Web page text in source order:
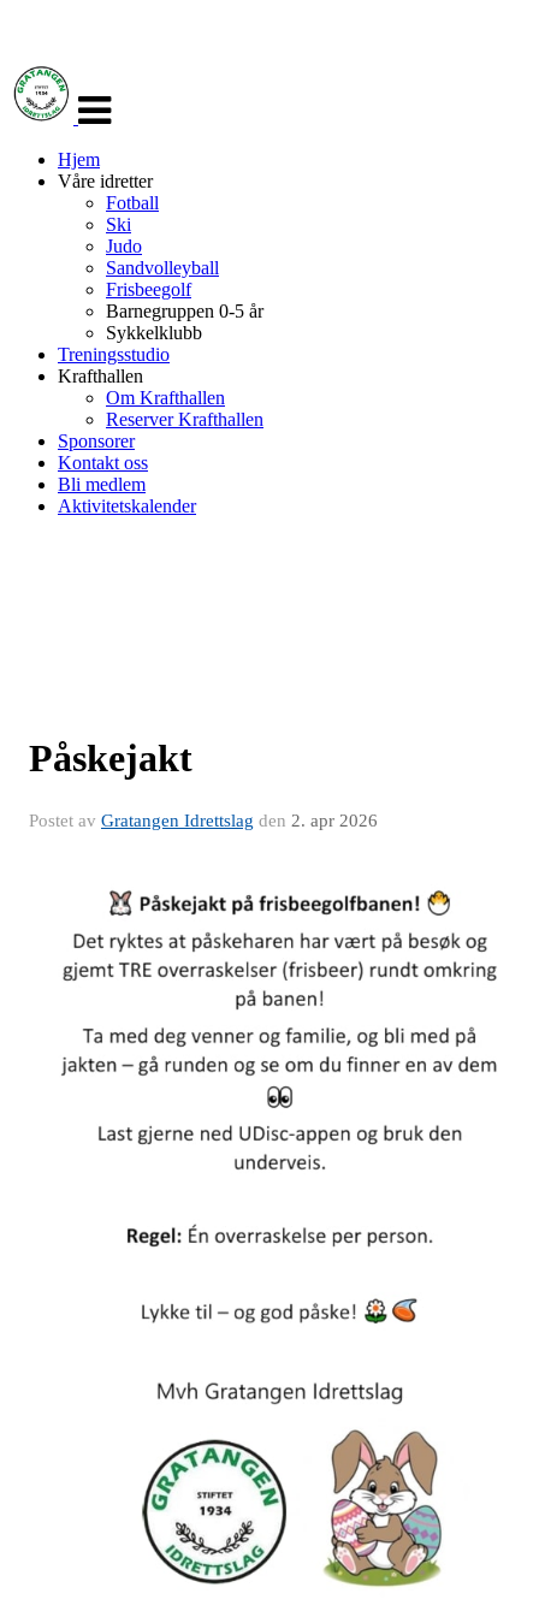
navigasjon
Hjem
Våre idretter
Fotball
Ski
Judo
Sandvolleyball
Frisbeegolf
Barnegruppen 0-5 år
Sykkelklubb
Treningsstudio
Krafthallen
Om Krafthallen
Reserver Krafthallen
Sponsorer
Kontakt oss
Bli medlem
Aktivitetskalender
Påskejakt
Postet av Gratangen Idrettslag den 2. apr 2026